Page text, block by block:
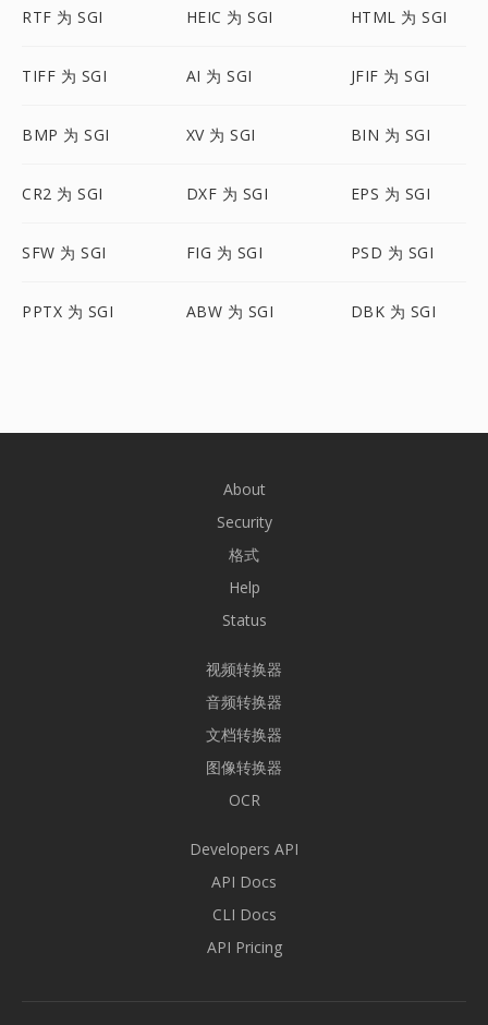
RTF 为 SGI HEIC 为 SGI HTML 为 SGI
TIFF 为 SGI AI 为 SGI JFIF 为 SGI
BMP 为 SGI XV 为 SGI BIN 为 SGI
CR2 为 SGI DXF 为 SGI EPS 为 SGI
SFW 为 SGI FIG 为 SGI PSD 为 SGI
PPTX 为 SGI ABW 为 SGI DBK 为 SGI
About
Security
格式
Help
Status
视频转换器
音频转换器
文档转换器
图像转换器
OCR
Developers API
API Docs
CLI Docs
API Pricing